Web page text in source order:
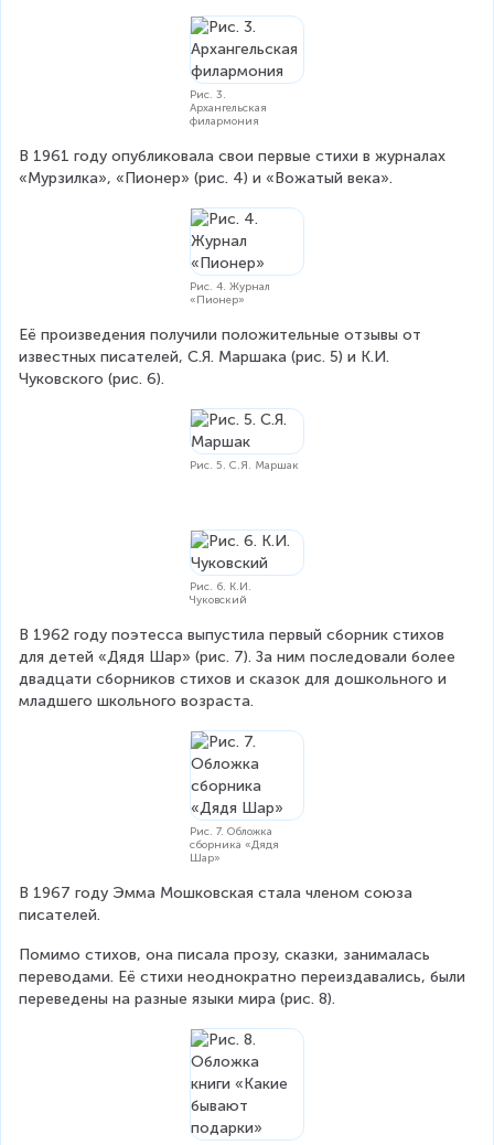
Рис. 3.
Архангельская
филармония
В 1961 году опубликовала свои первые стихи в журналах
«Мурзилка», «Пионер» (рис. 4) и «Вожатый века».
Рис. 4. Журнал
«Пионер»
Её произведения получили положительные отзывы от
известных писателей, С.Я. Маршака (рис. 5) и К.И.
Чуковского (рис. 6).
Рис. 5. С.Я. Маршак
Рис. 6. К.И.
Чуковский
В 1962 году поэтесса выпустила первый сборник стихов
для детей «Дядя Шар» (рис. 7). За ним последовали более
двадцати сборников стихов и сказок для дошкольного и
младшего школьного возраста.
Рис. 7. Обложка
сборника «Дядя
Шар»
В 1967 году Эмма Мошковская стала членом союза
писателей.
Помимо стихов, она писала прозу, сказки, занималась
переводами. Её стихи неоднократно переиздавались, были
переведены на разные языки мира (рис. 8).